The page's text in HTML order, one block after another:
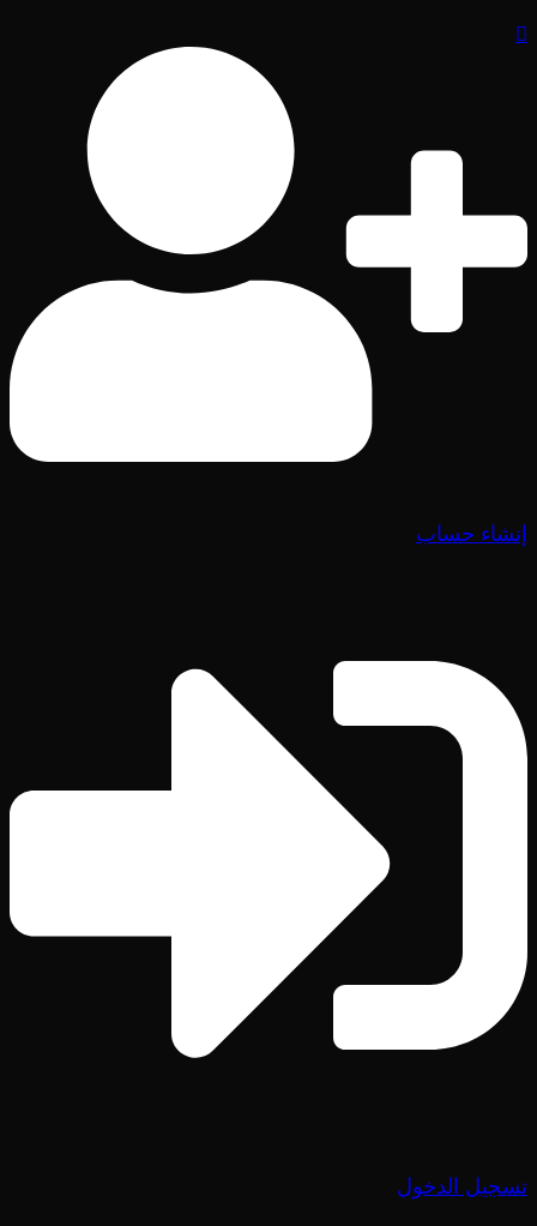
إنشاء حساب
تسجيل الدخول